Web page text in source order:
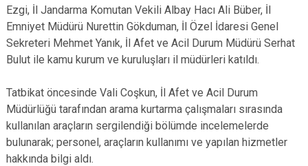
Ezgi, İl Jandarma Komutan Vekili Albay Hacı Ali Büber, İl
Emniyet Müdürü Nurettin Gökduman, İl Özel İdaresi Genel
Sekreteri Mehmet Yanık, İl Afet ve Acil Durum Müdürü Serhat
Bulut ile kamu kurum ve kuruluşları il müdürleri katıldı.
Tatbikat öncesinde Vali Coşkun, İl Afet ve Acil Durum
Müdürlüğü tarafından arama kurtarma çalışmaları sırasında
kullanılan araçların sergilendiği bölümde incelemelerde
bulunarak; personel, araçların kullanımı ve yapılan hizmetler
hakkında bilgi aldı.